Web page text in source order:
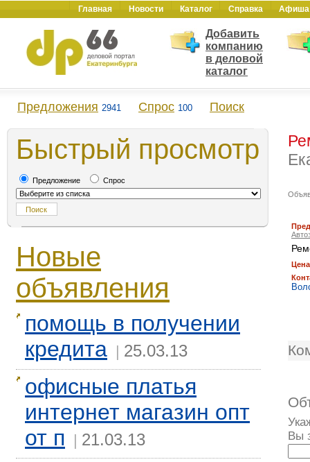
Главная Новости Каталог Справка Афиша
Добавить
компанию
в деловой
каталог
Предложения 2941 Спрос 100 Поиск
Быстрый просмотр
Предложение Спрос
Новые
объявления
помощь в получении
кредита | 25.03.13
офисные платья
интернет магазин опт
от п | 21.03.13
Вы